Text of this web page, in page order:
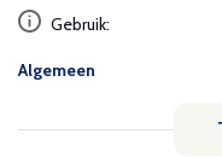
Gebruik:
Algemeen